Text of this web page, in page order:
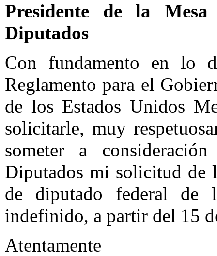
Presidente de la
Diputados
Con fundamento en lo
Reglamento para el
de los Estados Unidos
solicitarle, muy
someter a
Diputados mi solicitud de
de diputado federal de
indefinido, a partir del 15
Atentamente